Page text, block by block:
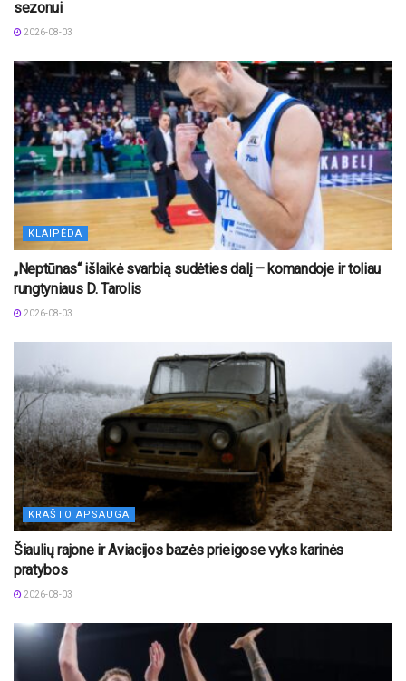
sezonui
2026-08-03
KLAIPĖDA
„Neptūnas“ išlaikė svarbią sudėties dalį – komandoje ir toliau
rungtyniaus D. Tarolis
2026-08-03
KRAŠTO APSAUGA
Šiaulių rajone ir Aviacijos bazės prieigose vyks karinės
pratybos
2026-08-03